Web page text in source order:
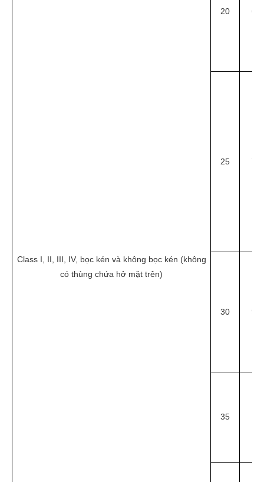
Class I, II, III, IV, bọc kén và không bọc kén (không
có thùng chứa hở mặt trên)
20 6.1
25 7.6
30 9.1
35